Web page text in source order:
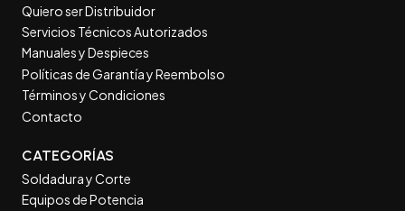
Quiero ser Distribuidor
Servicios Técnicos Autorizados
Manuales y Despieces
Políticas de Garantía y Reembolso
Términos y Condiciones
Contacto
CATEGORÍAS
Soldadura y Corte
Equipos de Potencia